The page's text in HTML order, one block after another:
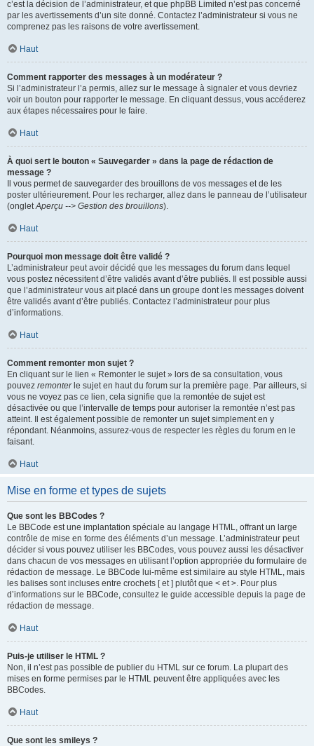
c’est la décision de l’administrateur, et que phpBB Limited n’est pas concerné
par les avertissements d’un site donné. Contactez l’administrateur si vous ne
comprenez pas les raisons de votre avertissement.
Haut
Comment rapporter des messages à un modérateur ?
Si l’administrateur l’a permis, allez sur le message à signaler et vous devriez
voir un bouton pour rapporter le message. En cliquant dessus, vous accéderez
aux étapes nécessaires pour le faire.
Haut
À quoi sert le bouton « Sauvegarder » dans la page de rédaction de
message ?
Il vous permet de sauvegarder des brouillons de vos messages et de les
poster ultérieurement. Pour les recharger, allez dans le panneau de l’utilisateur
(ongletAperçu --> Gestion des brouillons).
Haut
Pourquoi mon message doit être validé ?
L’administrateur peut avoir décidé que les messages du forum dans lequel
vous postez nécessitent d’être validés avant d’être publiés. Il est possible aussi
que l’administrateur vous ait placé dans un groupe dont les messages doivent
être validés avant d’être publiés. Contactez l’administrateur pour plus
d’informations.
Haut
Comment remonter mon sujet ?
En cliquant sur le lien « Remonter le sujet » lors de sa consultation, vous
pouvez remonterle sujet en haut du forum sur la première page. Par ailleurs, si
vous ne voyez pas ce lien, cela signifie que la remontée de sujet est
désactivée ou que l’intervalle de temps pour autoriser la remontée n’est pas
atteint. Il est également possible de remonter un sujet simplement en y
répondant. Néanmoins, assurez-vous de respecter les règles du forum en le
faisant.
Haut
Mise en forme et types de sujets
Que sont les BBCodes ?
Le BBCode est une implantation spéciale au langage HTML, offrant un large
contrôle de mise en forme des éléments d’un message. L’administrateur peut
décider si vous pouvez utiliser les BBCodes, vous pouvez aussi les désactiver
dans chacun de vos messages en utilisant l’option appropriée du formulaire de
rédaction de message. Le BBCode lui-même est similaire au style HTML, mais
les balises sont incluses entre crochets [ et ] plutôt que < et >. Pour plus
d’informations sur le BBCode, consultez le guide accessible depuis la page de
rédaction de message.
Haut
Puis-je utiliser le HTML ?
Non, il n’est pas possible de publier du HTML sur ce forum. La plupart des
mises en forme permises par le HTML peuvent être appliquées avec les
BBCodes.
Haut
Que sont les smileys ?